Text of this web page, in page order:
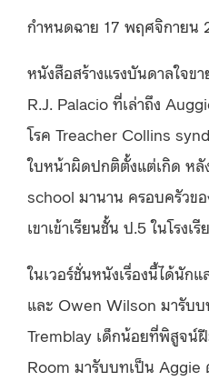
กำหนดฉาย 17 พฤศจิกายน
หนังสือสร้างแรงบันดาลใจ
R.J. Palacio ที่เล่าถึง
โรค Treacher Collins
ใบหน้าผิดปกติตั้งแต่เกิด หลั
school มานาน ครอบครัวข
เขาเข้าเรียนชั้น ป.5 ในโรง
ในเวอร์ชั่นหนังเรื่องนี้ได้นัก
และ Owen Wilson มารับ
Tremblay เด็กน้อยที่พิสูจน์
Room มารับบทเป็น Aggie